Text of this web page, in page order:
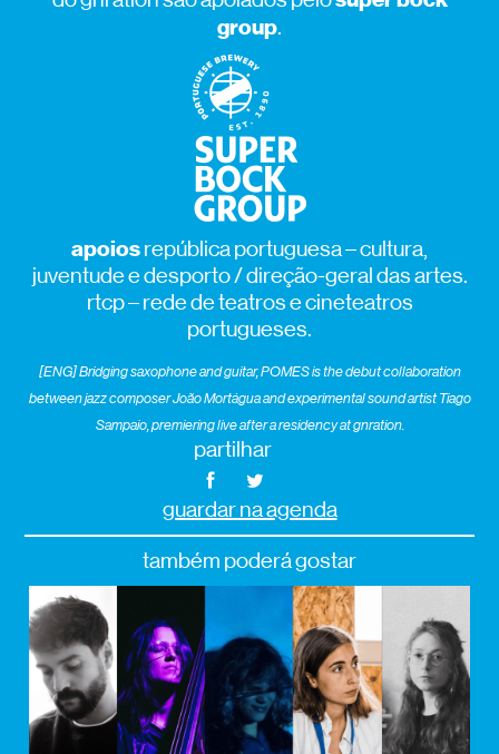
group.
apoiosrepública portuguesa – cultura,
juventude e desporto / direção-geral das artes.
rtcp – rede de teatros e cineteatros
portugueses.
[ENG] Bridging saxophone and guitar, POMES is the debut collaboration
between jazz composer João Mortágua and experimental sound artist Tiago
Sampaio, premiering live after a residency at gnration.
partilhar
guardar na agenda
também poderá gostar